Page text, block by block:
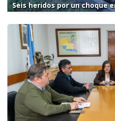
Seis heridos por un choque